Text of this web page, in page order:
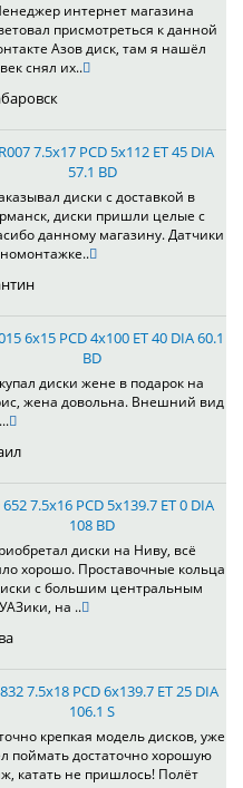
интернет магазина
присмотреться к данной
Азов диск, там я нашёл
снял их..
7.5x17 PCD 5x112 ET 45 DIA
57.1 BD
диски с доставкой в
диски пришли целые с
данному магазину. Датчики
6x15 PCD 4x100 ET 40 DIA 60.1
BD
диски жене в подарок на
жена довольна. Внешний вид
652 7.5x16 PCD 5x139.7 ET 0 DIA
108 BD
диски на Ниву, всё
хорошо. Проставочные кольца
с большим центральным
на ..
7.5x18 PCD 6x139.7 ET 25 DIA
106.1 S
крепкая модель дисков, уже
поймать достаточно хорошую
катать не пришлось! Полёт